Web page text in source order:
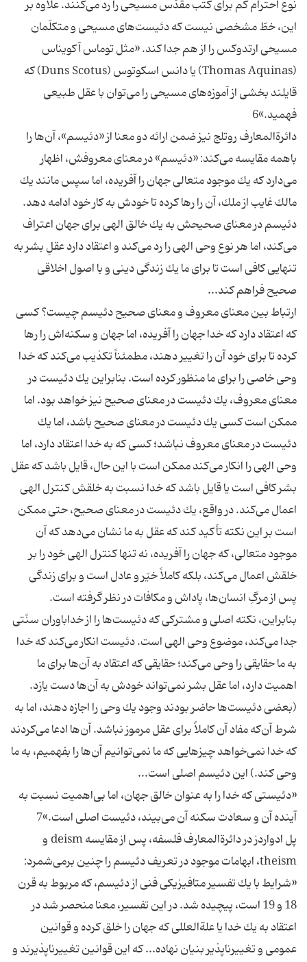
نوع احترام كم براى كتب مقدّس مسيحى را رد مى‌كنند. علاوه بر
اين، خطّ مشخصى نيست كه دئيست‌هاى مسيحى و متكلّمان
مسيحى ارتدوكس را از هم جدا كند. «مثل توماس آكويناس
(Thomas Aquinas) يا دانس اسكوتوس (Duns Scotus) كه
قايلند بخشى از آموزه‌هاى مسيحى را مى‌توان با عقل طبيعى
فهميد.»6
دائرةالمعارف روتلج نيز ضمن ارائه دو معنا از «دئيسم»، آن‌ها را
باهمه مقايسه مى‌كند: «دئيسم» در معناى معروفش، اظهار
مى‌دارد كه يك موجود متعالى جهان را آفريده، اما سپس مانند يك
مالك غايب از ملك، آن را رها كرده تا خودش به كار خود ادامه دهد.
دئيسم در معناى صحيحش به يك خالق الهى براى جهان اعتراف
مى‌كند، اما هر نوع وحى الهى را رد مى‌كند و اعتقاد دارد عقلِ بشر به
تنهايى كافى است تا براى ما يك زندگى دينى و با اصول اخلاقى
صحيح فراهم كند...
ارتباط بين معناى معروف و معناى صحيح دئيسم چيست؟ كسى
كه اعتقاد دارد كه خدا جهان را آفريده، اما جهان و سكنه‌اش را رها
كرده تا براى خود آن را تغيير دهند، مطمئناً تكذيب مى‌كند كه خدا
وحى خاصى را براى ما منظور كرده است. بنابراين يك دئيست در
معناى معروف، يك دئيست در معناى صحيح نيز خواهد بود. اما
ممكن است كسى يك دئيست در معناى صحيح باشد، اما يك
دئيست در معناى معروف نباشد؛ كسى كه به خدا اعتقاد دارد، اما
وحى الهى را انكار مى‌كند ممكن است با اين حال، قايل باشد كه عقل
بشر كافى است يا قايل باشد كه خدا نسبت به خلقش كنترل الهى
اعمال مى‌كند. در واقع، يك دئيست در معناى صحيح، حتى ممكن
است بر اين نكته تأكيد كند كه عقل به ما نشان مى‌دهد كه آن
موجود متعالى، كه جهان را آفريده، نه تنها كنترل الهى خود را بر
خلقش اعمال مى‌كند، بلكه كاملاً خيّر و عادل است و براى زندگى
پس از مرگِ انسان‌ها، پاداش و مكافات در نظر گرفته است.
بنابراين، نكته اصلى و مشتركى كه دئيست‌ها را از خداباوران سنّتى
جدا مى‌كند، موضوع وحى الهى است. دئيست انكار مى‌كند كه خدا
به ما حقايقى را وحى مى‌كند؛ حقايقى كه اعتقاد به آن‌ها براى ما
اهميت دارد، اما عقل بشر نمى‌تواند خودش به آن‌ها دست يازد.
(بعضى دئيست‌ها حاضر بودند وجود يك وحى را اجازه دهند، اما به
شرط آن‌كه مفاد آن كاملاً براى عقل مرموز نباشد. آن‌ها ادعا مى‌كردند
كه خدا نمى‌خواهد چيزهايى كه ما نمى‌توانيم آن‌ها را بفهميم، به ما
وحى كند.) اين دئيسم اصلى است...
«دئيستى كه خدا را به عنوان خالق جهان، اما بى‌اهميت نسبت به
آينده آن و سعادت سكنه آن مى‌بيند، دئيست اصلى است.»7
پل ادواردز در دائرةالمعارف فلسفه، پس از مقايسه deism و
theism، ابهامات موجود در تعريف دئيسم را چنين برمى‌شمرد:
«شرايط با يك تفسير متافيزيكى فنى از دئيسم، كه مربوط به قرن
18 و 19 است، پيچيده شد. در اين تفسير، معنا منحصر شد در
اعتقاد به يك خدا يا علةالعللى كه جهان را خلق كرده و قوانين
عمومى و تغييرناپذير بنيان نهاده... كه اين قوانين تغييرناپذيرند و